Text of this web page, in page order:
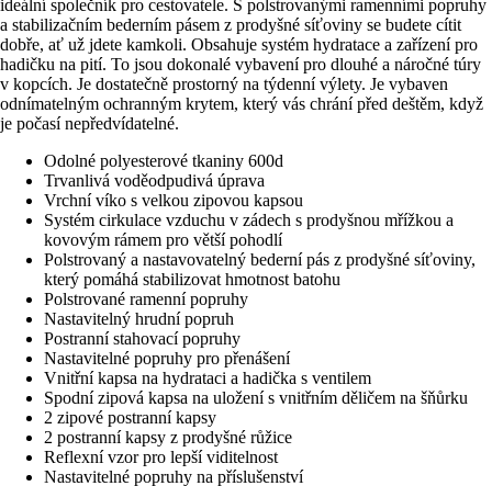
ideální společník pro cestovatele. S polstrovanými ramenními popruhy
a stabilizačním bederním pásem z prodyšné síťoviny se budete cítit
dobře, ať už jdete kamkoli. Obsahuje systém hydratace a zařízení pro
hadičku na pití. To jsou dokonalé vybavení pro dlouhé a náročné túry
v kopcích. Je dostatečně prostorný na týdenní výlety. Je vybaven
odnímatelným ochranným krytem, který vás chrání před deštěm, když
je počasí nepředvídatelné.
Odolné polyesterové tkaniny 600d
Trvanlivá voděodpudivá úprava
Vrchní víko s velkou zipovou kapsou
Systém cirkulace vzduchu v zádech s prodyšnou mřížkou a
kovovým rámem pro větší pohodlí
Polstrovaný a nastavovatelný bederní pás z prodyšné síťoviny,
který pomáhá stabilizovat hmotnost batohu
Polstrované ramenní popruhy
Nastavitelný hrudní popruh
Postranní stahovací popruhy
Nastavitelné popruhy pro přenášení
Vnitřní kapsa na hydrataci a hadička s ventilem
Spodní zipová kapsa na uložení s vnitřním děličem na šňůrku
2 zipové postranní kapsy
2 postranní kapsy z prodyšné růžice
Reflexní vzor pro lepší viditelnost
Nastavitelné popruhy na příslušenství